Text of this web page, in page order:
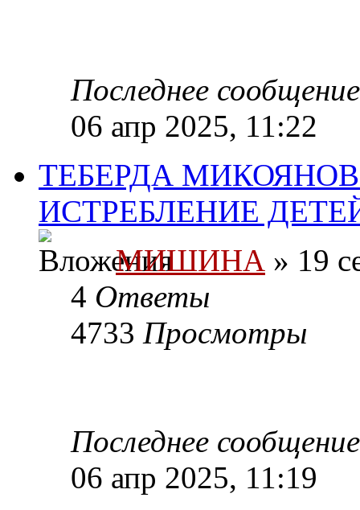
Последнее
06 апр 2025, 11:22
ТЕБЕРДА
ИСТРЕБЛЕНИЕ
МИШИНА » 19
4 Ответы
4733 Просмотры
Последнее
06 апр 2025, 11:19